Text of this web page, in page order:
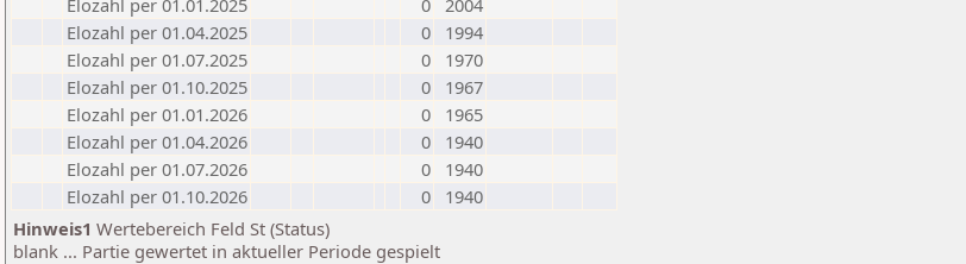
Elozahl per 01.01.2025
0 2004
Elozahl per 01.04.2025
0
1994
Elozahl per 01.07.2025
0
1970
Elozahl per 01.10.2025
0
1967
Elozahl per 01.01.2026
0
1965
Elozahl per 01.04.2026
0
1940
Elozahl per 01.07.2026
0
1940
Elozahl per 01.10.2026
0
1940
Hinweis1 Wertebereich Feld St (Status)
blank ... Partie gewertet in aktueller Periode gespielt